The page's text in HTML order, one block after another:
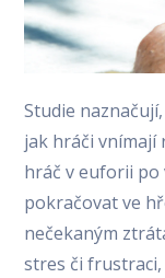
Studie
jak hráči vnímají
hráč v euforii po
pokračovat ve
nečekaným
stres či